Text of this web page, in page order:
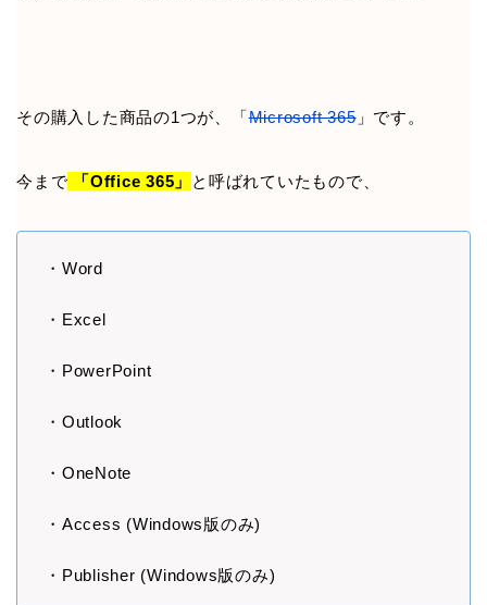
その購入した商品の1つが、「Microsoft 365」です。
今まで 「Office 365」 と呼ばれていたもので、
・Word
・Excel
・PowerPoint
・Outlook
・OneNote
・Access (Windows版のみ)
・Publisher (Windows版のみ)